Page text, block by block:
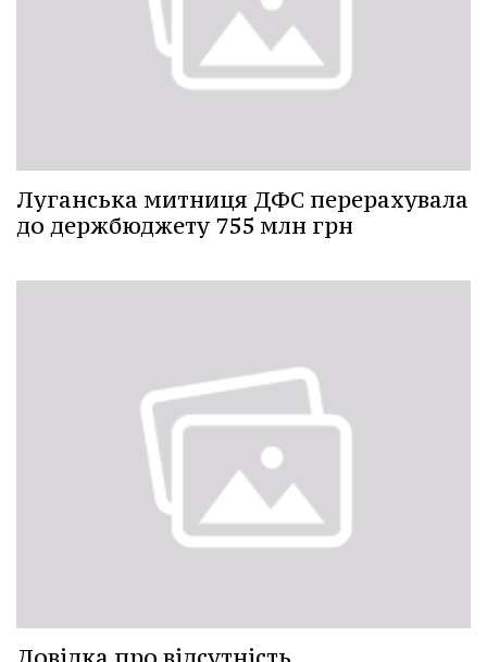
Луганська митниця ДФС перерахувала
до держбюджету 755 млн грн